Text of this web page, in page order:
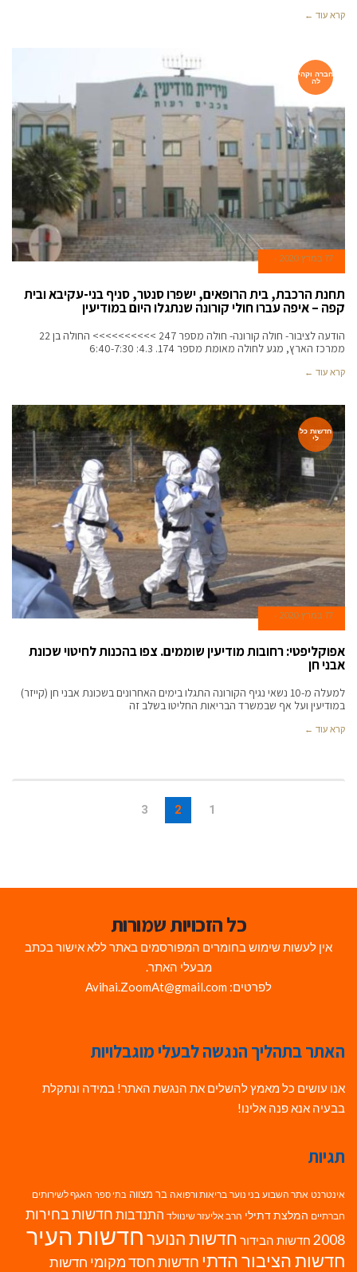
קרא עוד ←
חברה וקהי
לה
17 במרץ 2020
תחנת הרכבת, בית הרופאים, ישפרו סנטר, סניף בני-עקיבא ובית
קפה – איפה עברו חולי קורונה שנתגלו היום במודיעין
הודעה לציבור- חולה קורונה- חולה מספר 247 >>>>>>>>>> החולה בן 22
ממרכז הארץ, מגע לחולה מאומת מספר 174. 4.3: 6:40-7:30
קרא עוד ←
חדשות כל
לי
17 במרץ 2020
אפוקליפטי: רחובות מודיעין שוממים. צפו בהכנות לחיטוי שכונת
אבני חן
למעלה מ-10 נשאי נגיף הקורונה התגלו בימים האחרונים בשכונת אבני חן (קייזר)
במודיעין ועל אף שבמשרד הבריאות החליטו בשלב זה
קרא עוד ←
1
2
3
כל הזכויות שמורות
אין לעשות שימוש בחומרים המפורסמים באתר ללא אישור בכתב
מבעלי האתר.
לפרטים: Avihai.ZoomAt@gmail.com
האתר בתהליך הנגשה לבעלי מוגבלויות
אנו עושים כל מאמץ להשלים את הנגשת האתר! במידה ונתקלת
בבעיה אנא פנה אלינו!
תגיות
אינטרנט אתר השבוע בני נוער בריאות ורפואה בר מצווה בתי ספר האגף לשירותים
חברתיים המלצת דתילי הרב אליעזר שינוולד התנדבות חדשות בחירות
2008 חדשות הבידור חדשות הנוערחדשות העיר
חדשות הציבור הדתי חדשות חסד מקומי חדשות